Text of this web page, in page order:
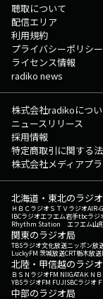
聴取について
配信エリア
利用規約
プライバシーポリシー
ライセンス情報
radiko news
株式会社radikoにつ
ニュースリリース
採用情報
特定商取引に関する
株式会社メディアプ
北海道・東北のラジ
ＨＢＣラジオＳＴＶラジオAIR-
IBCラジオエフエム岩手tbcラジ
Rhythm Station エフエム山
関東のラジオ局
TBSラジオ文化放送ニッポン放
LuckyFM 茨城放送CRT栃木放送
北陸・甲信越のラジ
ＢＳＮラジオFM NIIGATAＫＮ
YBSラジオFM FUJISBCラジオ
中部のラジオ局